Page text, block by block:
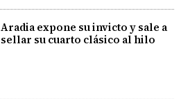
Aradia expone su invicto y sale a
sellar su cuarto clásico al hilo